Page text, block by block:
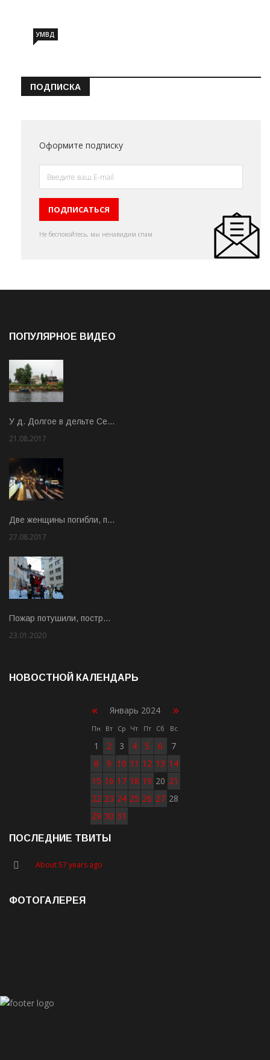
УМВД
ПОДПИСКА
Оформите подписку
Не беспокойтесь, мы ненавидим спам
ПОПУЛЯРНОЕ ВИДЕО
У д. Долгое в дельте Се…
21.08.2017
Две женщины погибли, п…
27.08.2017
Пожар потушили, постр…
23.01.2020
НОВОСТНОЙ КАЛЕНДАРЬ
« Январь 2024 »
Пн Вт Ср Чт Пт Сб Вс
1 2 3 4 5 6
7
8
9 10 11 12 13 14
15 16 17 18 19 20 21
22 23 24 25 26 27 28
29 30 31
ПОСЛЕДНИЕ ТВИТЫ
About 57 years ago
ФОТОГАЛЕРЕЯ